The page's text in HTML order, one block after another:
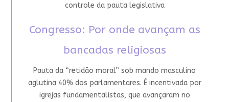
controle da pauta legislativa
Congresso: Por onde avançam as
bancadas religiosas
Pauta da “retidão moral” sob mando masculino
aglutina 40% dos parlamentares. É incentivada por
igrejas fundamentalistas, que avançaram no